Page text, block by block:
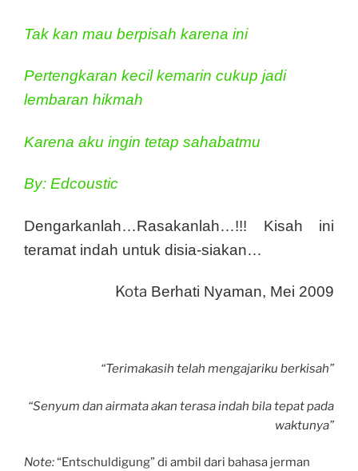
Tak kan mau berpisah karena ini
Pertengkaran kecil kemarin cukup jadi
lembaran hikmah
Karena aku ingin tetap sahabatmu
By: Edcoustic
Dengarkanlah…Rasakanlah…!!! Kisah ini
teramat indah untuk disia-siakan…
Kota Berhati Nyaman, Mei 2009
“Terimakasih telah mengajariku berkisah”
“Senyum dan airmata akan terasa indah bila tepat pada
waktunya”
Note:“Entschuldigung” di ambil dari bahasa jerman